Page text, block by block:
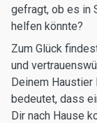
gefragt, ob es in
helfen könnte?
Zum Glück
und
Deinem Haustier
bedeutet, dass
Dir nach Hause